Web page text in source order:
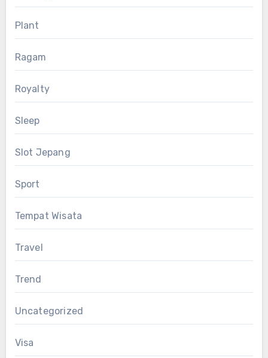
Plant
Ragam
Royalty
Sleep
Slot Jepang
Sport
Tempat Wisata
Travel
Trend
Uncategorized
Visa